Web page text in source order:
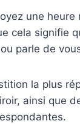
une heure
cela signifie
parle de
la plus
ainsi que